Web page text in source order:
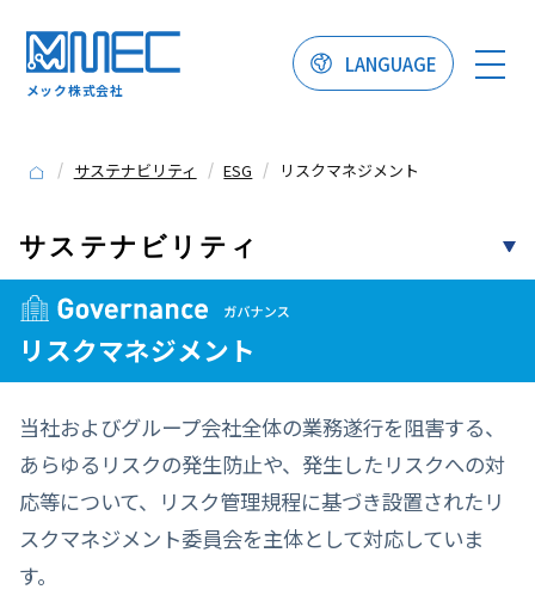
メック株式会社
LANGUAGE
サステナビリティ ESG リスクマネジメント
リスクマネジメント
当社およびグループ会社全体の業務遂行を阻害する、
あらゆるリスクの発生防止や、発生したリスクへの対
応等について、リスク管理規程に基づき設置されたリ
スクマネジメント委員会を主体として対応していま
す。
サステナビリティ